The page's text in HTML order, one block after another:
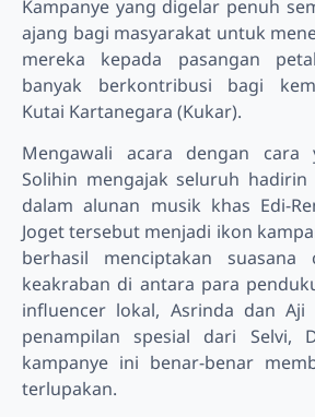
Kampanye yang digelar penuh
ajang bagi masyarakat untuk
mereka kepada pasangan
banyak berkontribusi bagi
Kutai Kartanegara (Kukar).
Mengawali acara dengan cara
Solihin mengajak seluruh
dalam alunan musik khas Edi-
Joget tersebut menjadi ikon
berhasil menciptakan
keakraban di antara para
influencer lokal, Asrinda dan Aji
penampilan spesial dari Selvi,
kampanye ini benar-benar
terlupakan.